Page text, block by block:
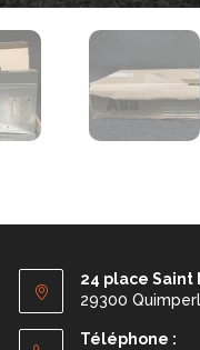
24 place Saint
29300
Téléphone :